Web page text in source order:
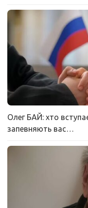
Олег БАЙ: хто
запевняють вас…